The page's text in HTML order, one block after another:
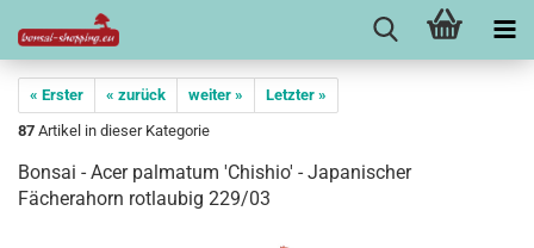
« Erster « zurück weiter »
Letzter »
87 Artikel in dieser Kategorie
Bonsai - Acer palmatum 'Chishio' - Japanischer
Fächerahorn rotlaubig 229/03